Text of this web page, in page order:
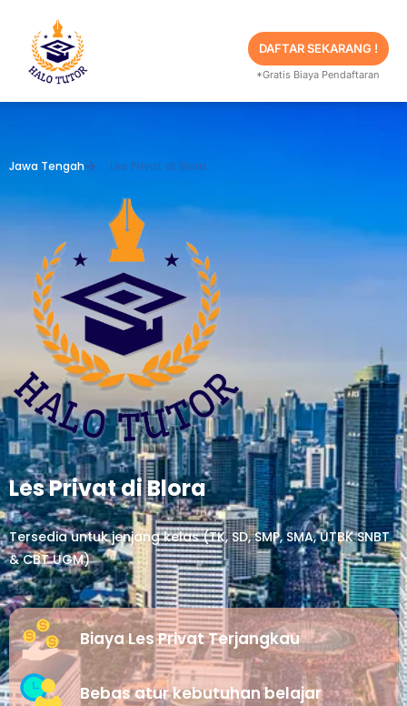
content
DAFTAR SEKARANG !
*Gratis Biaya Pendaftaran
Jawa Tengah Les Privat di Blora
Les Privat di Blora
Tersedia untuk jenjang kelas (TK, SD, SMP, SMA, UTBK SNBT
& CBT UGM)
Biaya Les Privat Terjangkau
Bebas atur kebutuhan belajar